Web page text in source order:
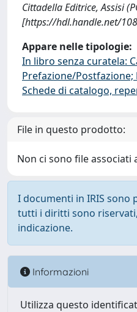
Cittadella Editrice, Assisi
[https://hdl.handle.net/
Appare nelle tipologie:
In libro senza curatela:
Prefazione/
Schede di catalogo,
File in questo prodotto:
Non ci sono file
I documenti in IRIS
tutti i diritti sono
indicazione.
Informazioni
Utilizza questo